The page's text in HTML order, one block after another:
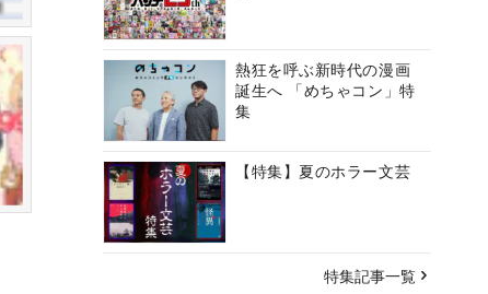
熱狂を呼ぶ新時代の漫画
誕生へ 「めちゃコン」特
集
【特集】夏のホラー文芸
特集記事一覧